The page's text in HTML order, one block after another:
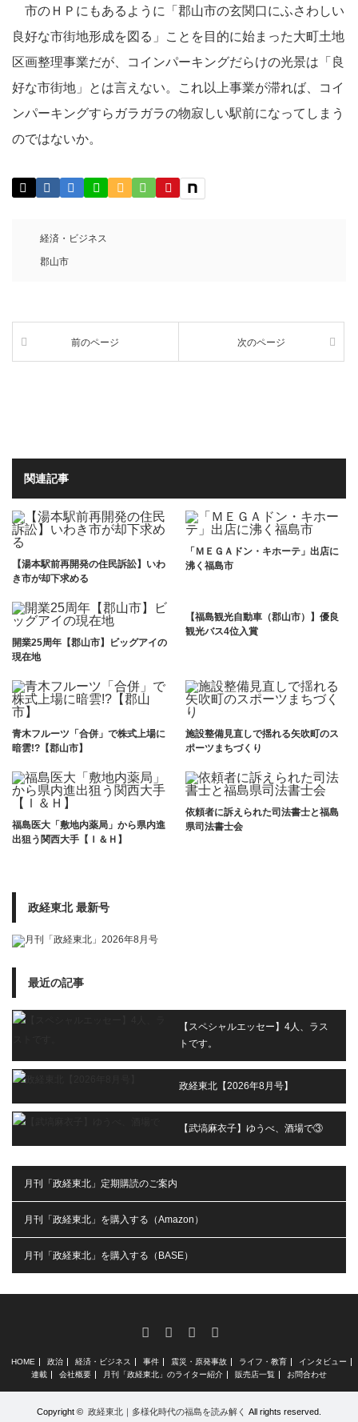
市のＨＰにもあるように「郡山市の玄関口にふさわしい
良好な市街地形成を図る」ことを目的に始まった大町土地
区画整理事業だが、コインパーキングだらけの光景は「良
好な市街地」とは言えない。これ以上事業が滞れば、コイ
ンパーキングすらガラガラの物寂しい駅前になってしまう
のではないか。
経済・ビジネス
郡山市
前のページ 次のページ
関連記事
【湯本駅前再開発の住民訴訟】いわ
き市が却下求める
「ＭＥＧＡドン・キホーテ」出店に
沸く福島市
開業25周年【郡山市】ビッグアイの
現在地
【福島観光自動車（郡山市）】優良
観光バス4位入賞
青木フルーツ「合併」で株式上場に
暗雲!?【郡山市】
施設整備見直しで揺れる矢吹町のス
ポーツまちづくり
福島医大「敷地内薬局」から県内進
出狙う関西大手【Ｉ＆Ｈ】
依頼者に訴えられた司法書士と福島
県司法書士会
政経東北 最新号
最近の記事
【スペシャルエッセー】4人、ラス
トです。
政経東北【2026年8月号】
【武塙麻衣子】ゆうべ、酒場で③
月刊「政経東北」定期購読のご案内
月刊「政経東北」を購入する（Amazon）
月刊「政経東北」を購入する（BASE）
FacebookInstagram
RSS
HOME 政治 経済・ビジネス 事件 震災・原発事故 ライフ・教育
インタビュー
連載
会社概要 月刊「政経東北」のライター紹介 販売店一覧 お問合わせ
Copyright © 政経東北｜多様化時代の福島を読み解く All rights reserved.